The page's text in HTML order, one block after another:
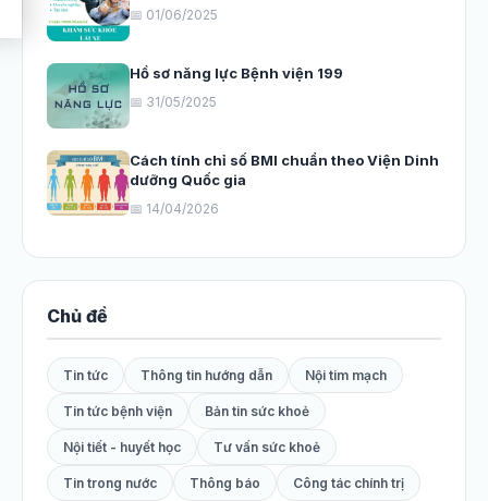
📅 01/06/2025
Hồ sơ năng lực Bệnh viện 199
📅 31/05/2025
Cách tính chỉ số BMI chuẩn theo Viện Dinh
dưỡng Quốc gia
📅 14/04/2026
Chủ đề
Tin tức Thông tin hướng dẫn Nội tim mạch
Tin tức bệnh viện Bản tin sức khoẻ
Nội tiết - huyết học Tư vấn sức khoẻ
Tin trong nước Thông báo Công tác chính trị